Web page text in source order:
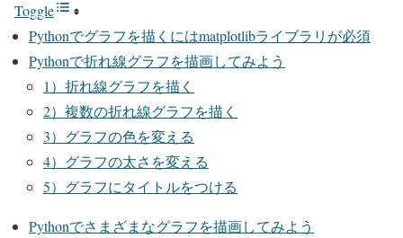
Toggle
Pythonでグラフを描くにはmatplotlibライブラリが必須
Pythonで折れ線グラフを描画してみよう
1）折れ線グラフを描く
2）複数の折れ線グラフを描く
3）グラフの色を変える
4）グラフの太さを変える
5）グラフにタイトルをつける
Pythonでさまざまなグラフを描画してみよう